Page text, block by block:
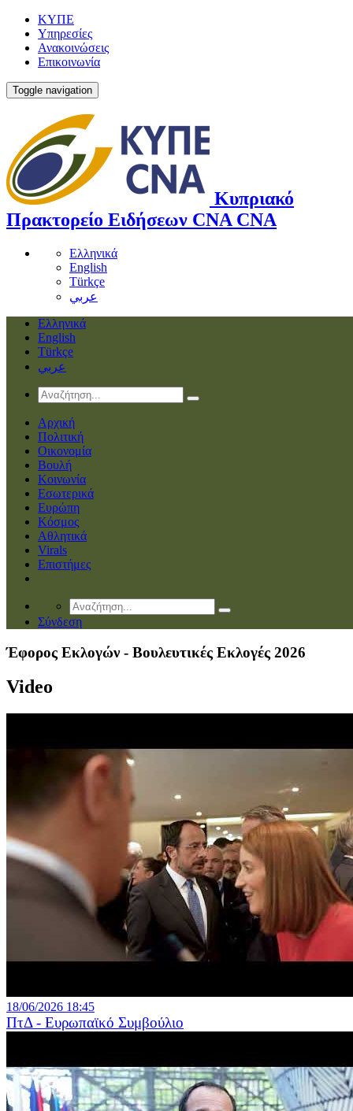
ΚΥΠΕ
Υπηρεσίες
Ανακοινώσεις
Επικοινωνία
Toggle navigation
Κυπριακό
Πρακτορείο Ειδήσεων CNA CNA
Ελληνικά
English
Türkçe
عربي
Ελληνικά
English
Türkçe
عربي
Αρχική
Πολιτική
Οικονομία
Βουλή
Κοινωνία
Εσωτερικά
Ευρώπη
Κόσμος
Αθλητικά
Virals
Επιστήμες
Σύνδεση
Έφορος Εκλογών - Βουλευτικές Εκλογές 2026
Video
18/06/2026 18:45
ΠτΔ - Ευρωπαϊκό Συμβούλιο